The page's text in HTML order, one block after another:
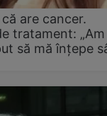
are cancer.
tratament:
să mă înțepe